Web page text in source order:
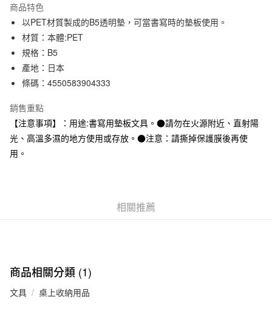
信用卡分期付款
3 期 0 利率 每期
合作金庫商業銀行
華南商業銀行
上海商業儲蓄銀行
臺灣中小企業銀行
匯豐（台灣）商業銀行
華泰商業銀行
聯邦商業銀行
遠東國際商業銀行
元大商業銀行
永豐商業銀行
超商取貨付款
LINE Pay
Apple Pay
街口支付
悠遊付
每筆NT$65，滿NT$1,000(含以上)免運費
7-11取貨付款
每筆NT$65，滿NT$1,000(含以上)免運費
商品特色
以PET材質製成的B5透明墊，可當書寫時的墊板使用。
材質：本體:PET
規格：B5
產地：日本
條碼：4550583904333
銷售重點
【注意事項】：用途:書寫用墊板文具。●請勿在火源附近、直射陽
光、高溫多濕的地方使用或存放。●注意：請撕掉保護膜後再使
用。
相關推薦
商品相關分類 (1)
文具 桌上收納用品